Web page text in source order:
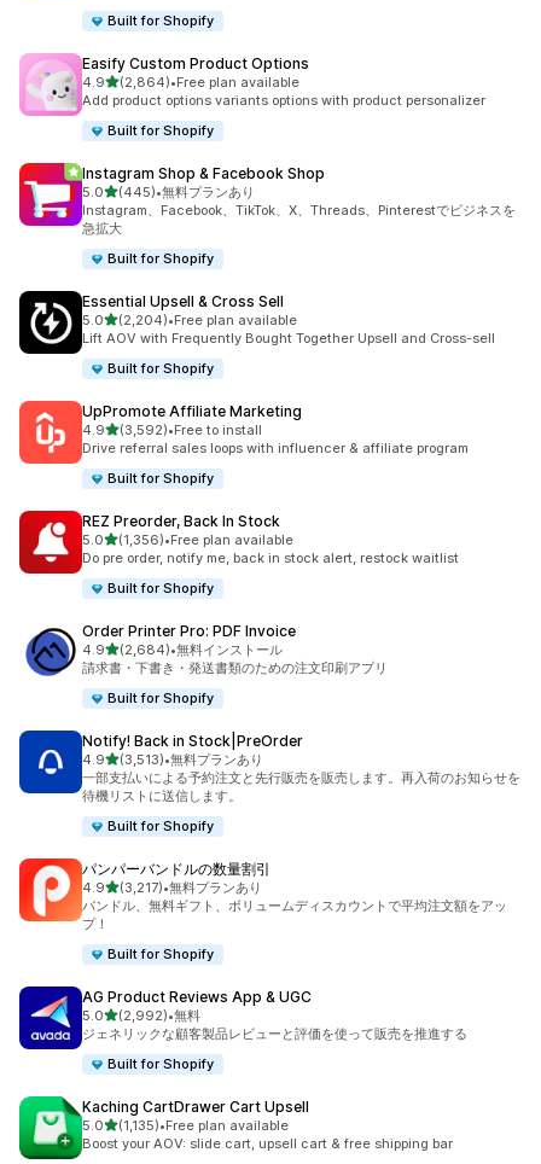
Built for Shopify
Easify Custom Product Options
4.95つ星中
(2,864)
合計レビュー数：2864件
•Free plan available
Add product options variants options with product personalizer
Built for Shopify
Instagram Shop & Facebook Shop
5.05つ星中
(445)
合計レビュー数：445件
•無料プランあり
Instagram、Facebook、TikTok、X、Threads、Pinterestでビジネスを
急拡大
Built for Shopify
Essential Upsell & Cross Sell
5.05つ星中
(2,204)
合計レビュー数：2204件
•Free plan available
Lift AOV with Frequently Bought Together Upsell and Cross-sell
Built for Shopify
UpPromote Affiliate Marketing
4.95つ星中
(3,592)
合計レビュー数：3592件
•Free to install
Drive referral sales loops with influencer & affiliate program
Built for Shopify
REZ Preorder, Back In Stock
5.05つ星中
(1,356)
合計レビュー数：1356件
•Free plan available
Do pre order, notify me, back in stock alert, restock waitlist
Built for Shopify
Order Printer Pro: PDF Invoice
4.95つ星中
(2,684)
合計レビュー数：2684件
•無料インストール
請求書・下書き・発送書類のための注文印刷アプリ
Built for Shopify
Notify! Back in Stock|PreOrder
4.95つ星中
(3,513)
合計レビュー数：3513件
•無料プランあり
一部支払いによる予約注文と先行販売を販売します。再入荷のお知らせを
待機リストに送信します。
Built for Shopify
パンパーバンドルの数量割引
4.95つ星中
(3,217)
合計レビュー数：3217件
•無料プランあり
バンドル、無料ギフト、ボリュームディスカウントで平均注文額をアッ
プ！
Built for Shopify
AG Product Reviews App & UGC
5.05つ星中
(2,992)
合計レビュー数：2992件
•無料
ジェネリックな顧客製品レビューと評価を使って販売を推進する
Built for Shopify
Kaching CartDrawer Cart Upsell
5.05つ星中
(1,135)
合計レビュー数：1135件
•Free plan available
Boost your AOV: slide cart, upsell cart & free shipping bar